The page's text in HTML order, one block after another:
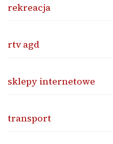
rekreacja
rtv agd
sklepy internetowe
transport